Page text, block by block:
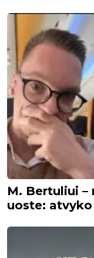
M. Bertuliui
uoste: